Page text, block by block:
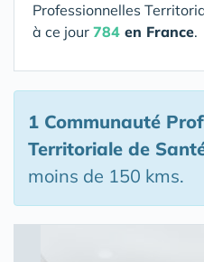
Professionnelles
à ce jour 784 en France.
1 Communauté
Territoriale de
moins de 150 kms.